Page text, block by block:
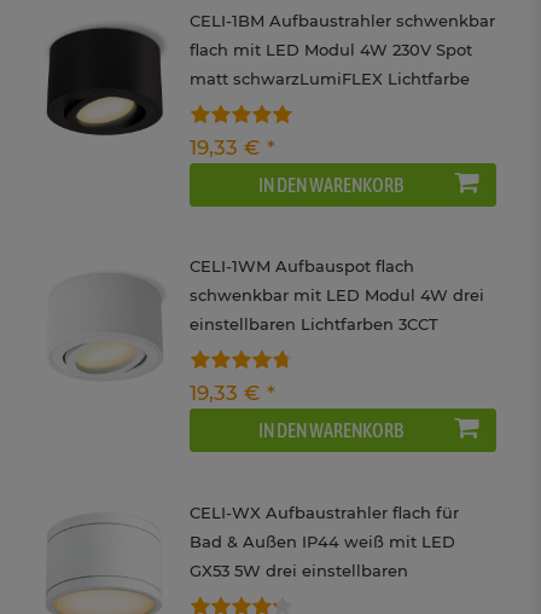
CELI-1BM Aufbaustrahler schwenkbar
flach mit LED Modul 4W 230V Spot
matt schwarzLumiFLEX Lichtfarbe
warm / neutral / kalt
19,33 € *
IN DEN WARENKORB
CELI-1WM Aufbauspot flach
schwenkbar mit LED Modul 4W drei
einstellbaren Lichtfarben 3CCT
Deckenspot weiß 230V
19,33 € *
IN DEN WARENKORB
CELI-WX Aufbaustrahler flach für
Bad & Außen IP44 weiß mit LED
GX53 5W drei einstellbaren
Lichtfarben 3CCT 230V